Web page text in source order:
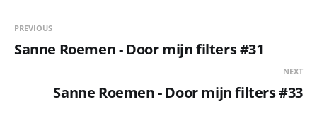
PREVIOUS
Sanne Roemen - Door mijn filters #31
NEXT
Sanne Roemen - Door mijn filters #33